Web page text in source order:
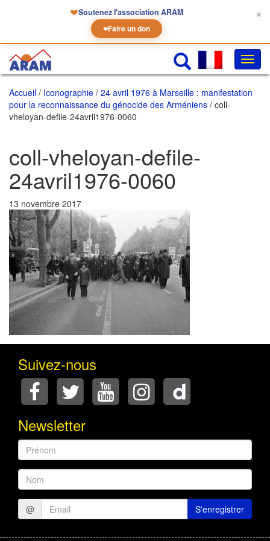
❤Soutenez l'association ARAM
❤Faire un don
✕
la
Accueil / Iconographie / 24 avril 1976 à Marseille : manifestation
pour la reconnaissance du génocide des Arméniens / coll-
vheloyan-defile-24avril1976-0060
coll-vheloyan-defile-
24avril1976-0060
13 novembre 2017
Suivez-nous
Newsletter
Prénom
Nom
@ S'enregistrer